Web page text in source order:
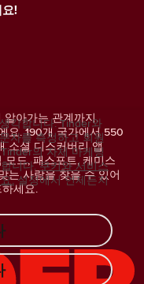
아가는 관계까지.
요. 190개 국가에서 550
소셜 디스커버리 앱
드, 패스포트, 케미스
는 사람을 찾을 수 있어
세요.
!
각합니다. Tinder와
자를 측정하고 회원
의 자체 마케팅
니다. 쿠키와 서비스
. 설정에서 언제든지